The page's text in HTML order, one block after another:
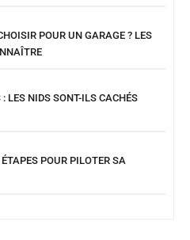
POUR UN GARAGE ? LES
LES NIDS SONT-ILS CACHÉS
POUR PILOTER SA